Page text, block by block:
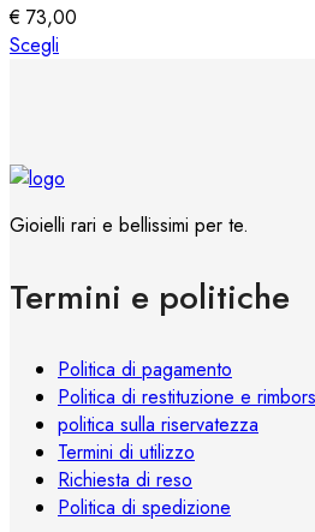
essere
€ 73,00
Scegli
Le
opzioni
possono
scelte
del
prodotto
Gioielli rari e bellissimi per te.
Termini e politiche
Politica di pagamento
Politica di restituzione e
politica sulla riservatezza
Termini di utilizzo
Richiesta di reso
Politica di spedizione